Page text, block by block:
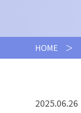
HOME ＞
2025.06.26